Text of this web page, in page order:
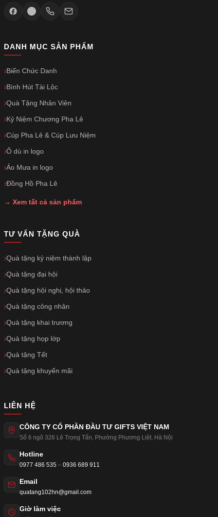
DANH MỤC SẢN PHẨM
Biển Chức Danh
Bình Hút Tài Lộc
Quà Tặng Nhân Viên
Kỷ Niệm Chương Pha Lê
Cúp Pha Lê & Cúp Lưu Niệm
Ô dù in logo
Áo Mưa in logo
Đồng Hồ Pha Lê
→ Xem tất cả sản phẩm
TƯ VẤN TẶNG QUÀ
Quà tặng kỷ niệm thành lập
Quà tặng đại hội
Quà tặng hội nghị, hội thảo
Quà tặng công nhân
Quà tặng khai trương
Quà tặng họp lớp
Quà tặng Tết
Quà tặng khuyến mãi
LIÊN HỆ
CÔNG TY CỔ PHẦN ĐẦU TƯ GIFTS VIỆT NAM
Số 6 ngõ 326 Lê Trọng Tấn, Phường Phương Liệt, Hà Nội
Hotline
0977 486 535 – 0936 689 911
Email
quatang102hn@gmail.com
Giờ làm việc